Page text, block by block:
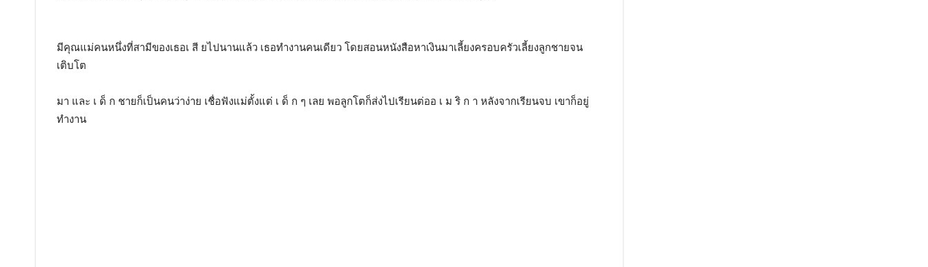
มีคุณแม่คนหนึ่งที่สามีของเธอเ สี ยไปนานแล้ว เธอทำงานคนเดียว โดยสอนหนังสือหาเงินมาเลี้ยงครอบครัวเลี้ยงลูกชายจน
เติบโต
มา และ เ ด็ ก ชายก็เป็นคนว่าง่าย เชื่อฟังแม่ตั้งแต่ เ ด็ ก ๆ เลย พอลูกโตก็ส่งไปเรียนต่ออ เ ม ริ ก า หลังจากเรียนจบ เขาก็อยู่
ทำงาน